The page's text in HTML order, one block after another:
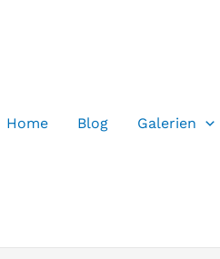
Home Blog Galerien